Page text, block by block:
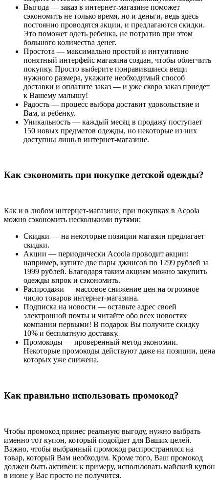
Выгода — заказ в интернет-магазине поможет
сэкономить не только время, но и деньги, ведь здесь
постоянно проводятся акции, и предлагаются скидки.
Это поможет одеть ребенка, не потратив при этом
большого количества денег.
Простота — максимально простой и интуитивно
понятный интерфейс магазина создан, чтобы облегчить
покупку. Просто выберите понравившиеся вещи
нужного размера, укажите необходимый способ
доставки и оплатите заказ — и уже скоро заказ приедет
к Вашему малышу!
Радость — процесс выбора доставит удовольствие и
Вам, и ребенку.
Уникальность — каждый месяц в продажу поступает
150 новых предметов одежды, но некоторые из них
доступны лишь в интернет-магазине.
Как сэкономить при покупке детской одежды?
Как и в любом интернет-магазине, при покупках в Acoola
можно сэкономить несколькими путями:
Скидки — на некоторые позиции магазин предлагает
скидки.
Акции — периодически Acoola проводит акции:
например, купите две пары джинсов по 1299 рублей за
1999 рублей. Благодаря таким акциям можно закупить
одежды впрок и сэкономить.
Распродажи — массовое снижение цен на огромное
число товаров интернет-магазина.
Подписка на новости — оставьте адрес своей
электронной почты и читайте обо всех новостях
компании первыми! В подарок Вы получите скидку
10% и бесплатную доставку.
Промокоды — проверенный метод экономии.
Некоторые промокоды действуют даже на позиции, цена
которых уже снижена.
Как правильно использовать промокод?
Чтобы промокод принес реальную выгоду, нужно выбрать
именно тот купон, который подойдет для Ваших целей.
Важно, чтобы выбранный промокод распространялся на
товар, который Вам необходим. Кроме того, Ваш промокод
должен быть активен: к примеру, использовать майский купон
в июне у Вас просто не получится.